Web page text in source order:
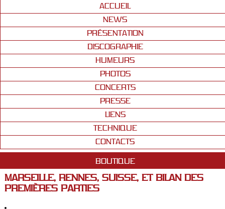
ACCUEIL
NEWS
PRÉSENTATION
DISCOGRAPHIE
HUMEURS
PHOTOS
CONCERTS
PRESSE
LIENS
TECHNIQUE
CONTACTS
BOUTIQUE
MARSEILLE, RENNES, SUISSE, ET BILAN DES
PREMIÈRES PARTIES